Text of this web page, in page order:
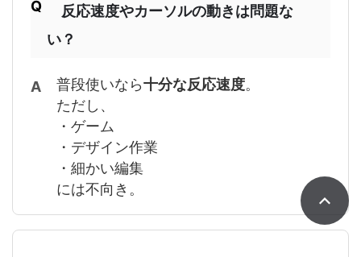
反応速度やカーソルの動きは問題な
い？
普段使いなら十分な反応速度。
ただし、
・ゲーム
・デザイン作業
・細かい編集
には不向き。